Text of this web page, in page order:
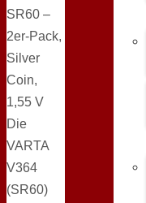
SR60 –
2er-Pack,
Silver
Coin,
1,55 V
Die
VARTA
V364
(SR60)